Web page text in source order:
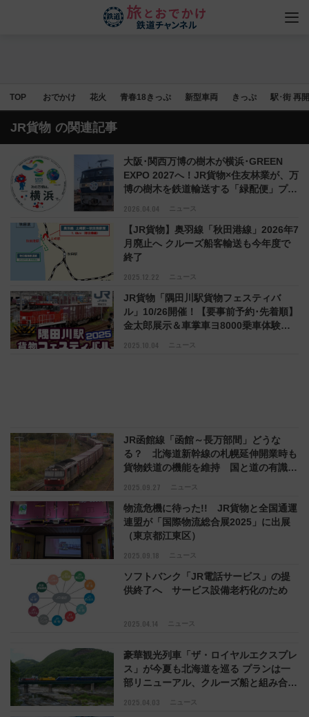
TOP おでかけ 花火 青春18きっぷ 新型車両 きっぷ 駅･街 再
JR貨物 の関連記事
2026.04.04 ニュース
大阪･関西万博の樹木が横浜･GREEN
EXPO 2027へ！JR貨物×住友林業が、万
博の樹木を鉄道輸送する「緑配便」プロ
2025.12.22 ニュース
【JR貨物】奥羽線「秋田港線」2026年7
月廃止へ クルーズ船客輸送も今年度で
終了
2025.10.04 ニュース
JR貨物「隅田川駅貨物フェスティバ
ル」10/26開催！【要事前予約･先着順】
金太郎展示＆車掌車ヨ8000乗車体験も
2025.09.27 ニュース
JR函館線「函館～長万部間」どうな
る？ 北海道新幹線の札幌延伸開業時も
貨物鉄道の機能を維持 国と道の有識者
2025.09.18 ニュース
物流危機に待った!! JR貨物と全国通運
連盟が「国際物流総合展2025」に出展
（東京都江東区）
2025.04.14 ニュース
ソフトバンク「JR電話サービス」の提
供終了へ サービス設備老朽化のため
2025.04.03 ニュース
豪華観光列車「ザ・ロイヤルエクスプレ
ス」が今夏も北海道を巡る プランは一
部リニューアル、クルーズ船と組み合わ